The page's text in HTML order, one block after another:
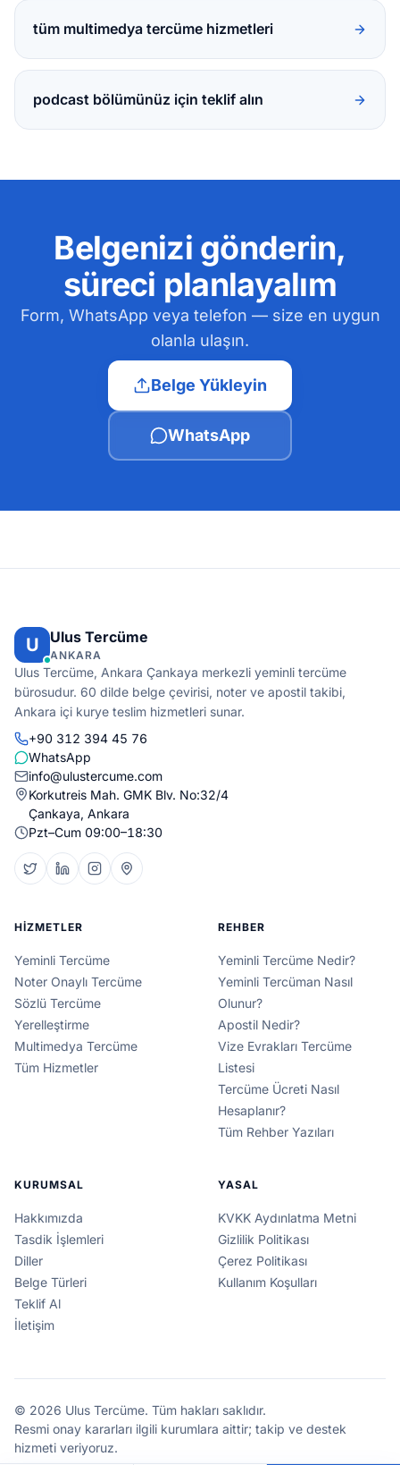
tüm multimedya tercüme hizmetleri
podcast bölümünüz için teklif alın
Belgenizi gönderin,
süreci planlayalım
Form, WhatsApp veya telefon — size en uygun
olanla ulaşın.
Belge Yükleyin
WhatsApp
U Ulus Tercüme
ANKARA
Ulus Tercüme, Ankara Çankaya merkezli yeminli tercüme
bürosudur. 60 dilde belge çevirisi, noter ve apostil takibi,
Ankara içi kurye teslim hizmetleri sunar.
+90 312 394 45 76
WhatsApp
info@ulustercume.com
Korkutreis Mah. GMK Blv. No:32/4
Çankaya, Ankara
Pzt–Cum 09:00–18:30
HIZMETLER
Yeminli Tercüme
Noter Onaylı Tercüme
Sözlü Tercüme
Yerelleştirme
Multimedya Tercüme
Tüm Hizmetler
REHBER
Yeminli Tercüme Nedir?
Yeminli Tercüman Nasıl
Olunur?
Apostil Nedir?
Vize Evrakları Tercüme
Listesi
Tercüme Ücreti Nasıl
Hesaplanır?
Tüm Rehber Yazıları
KURUMSAL
Hakkımızda
Tasdik İşlemleri
Diller
Belge Türleri
Teklif Al
İletişim
YASAL
KVKK Aydınlatma Metni
Gizlilik Politikası
Çerez Politikası
Kullanım Koşulları
© 2026 Ulus Tercüme. Tüm hakları saklıdır.
Resmi onay kararları ilgili kurumlara aittir; takip ve destek
hizmeti veriyoruz.